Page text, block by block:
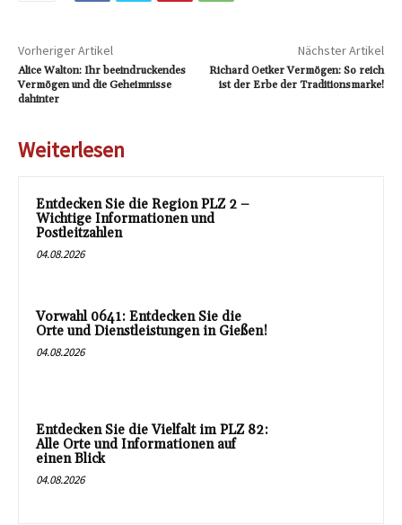
Vorheriger Artikel
Alice Walton: Ihr beeindruckendes
Vermögen und die Geheimnisse
dahinter
Nächster Artikel
Richard Oetker Vermögen: So reich
ist der Erbe der Traditionsmarke!
Weiterlesen
Entdecken Sie die Region PLZ 2 –
Wichtige Informationen und
Postleitzahlen
04.08.2026
Vorwahl 0641: Entdecken Sie die
Orte und Dienstleistungen in Gießen!
04.08.2026
Entdecken Sie die Vielfalt im PLZ 82:
Alle Orte und Informationen auf
einen Blick
04.08.2026